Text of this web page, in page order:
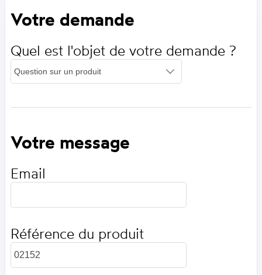
Votre demande
Quel est l'objet de votre demande ?
Votre message
Email
Référence du produit